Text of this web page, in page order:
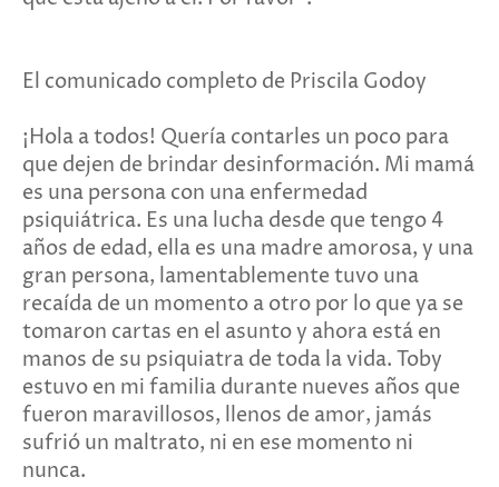
El comunicado completo de Priscila Godoy
¡Hola a todos! Quería contarles un poco para
que dejen de brindar desinformación. Mi mamá
es una persona con una enfermedad
psiquiátrica. Es una lucha desde que tengo 4
años de edad, ella es una madre amorosa, y una
gran persona, lamentablemente tuvo una
recaída de un momento a otro por lo que ya se
tomaron cartas en el asunto y ahora está en
manos de su psiquiatra de toda la vida. Toby
estuvo en mi familia durante nueves años que
fueron maravillosos, llenos de amor, jamás
sufrió un maltrato, ni en ese momento ni
nunca.